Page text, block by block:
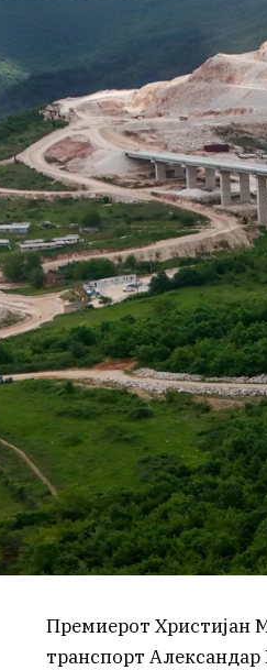
Премиерот Христијан
транспорт